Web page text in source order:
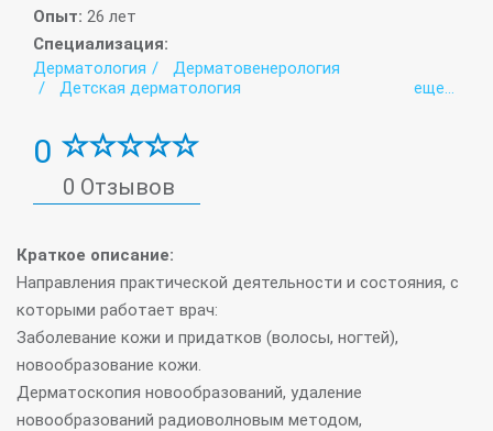
Опыт: 26 лет
Специализация:
Дерматология
Дерматовенерология
Детская дерматология
eще...
0
0 Отзывов
Краткое описание:
Направления практической деятельности и состояния, с
которыми работает врач:
Заболевание кожи и придатков (волосы, ногтей),
новообразование кожи.
Дерматоскопия новообразований, удаление
новообразований радиоволновым методом,